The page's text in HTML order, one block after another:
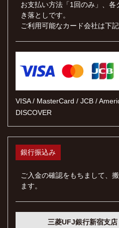
お支払い方法「1回のみ」、各
き落としです。
ご利用可能なカード会社は下
VISA / MasterCard / JCB /
DISCOVER
銀行振込み
ご入金の確認をもちまして、
ます。
三菱UFJ銀行新宿支